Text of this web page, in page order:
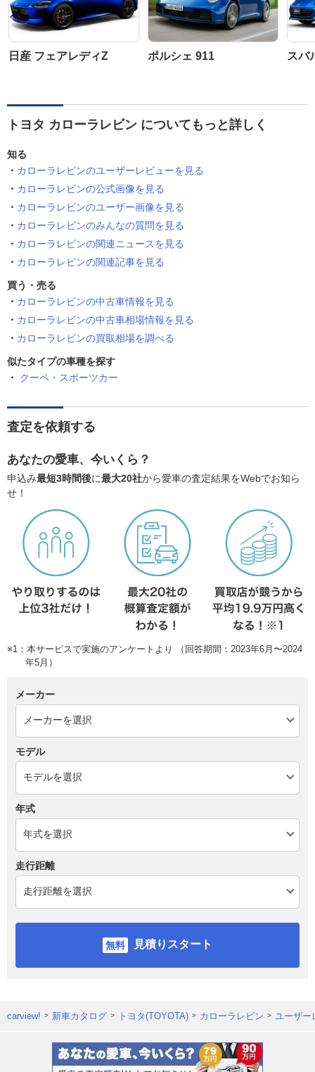
日産 フェアレディZ ポルシェ 911 スバ
トヨタ カローラレビン についてもっと詳しく
知る
カローラレビンのユーザーレビューを見る
カローラレビンの公式画像を見る
カローラレビンのユーザー画像を見る
カローラレビンのみんなの質問を見る
カローラレビンの関連ニュースを見る
カローラレビンの関連記事を見る
買う・売る
カローラレビンの中古車情報を見る
カローラレビンの中古車相場情報を見る
カローラレビンの買取相場を調べる
似たタイプの車種を探す
クーペ・スポーツカー
査定を依頼する
あなたの愛車、今いくら？
申込み最短3時間後に最大20社から愛車の査定結果をWebでお知ら
せ！
※1：本サービスで実施のアンケートより （回答期間：2023年6月〜2024
年5月）
メーカー
モデル
年式
走行距離
見積りスタート
carview! 新車カタログ トヨタ(TOYOTA) カローラレビン ユーザー